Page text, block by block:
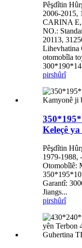
Pêşdîtin
2006-2015,
CARINA
NO.:
20113,
Lihevhatina
otomobîla
pirshûrî
Keleçê
Pêşdîtin
1979-1988,
Otomobîlê:
Garantî:
Jiangs...
pirshûrî